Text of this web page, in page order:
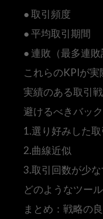
● 取引頻度
● 平均取引期間
● 連敗（最多連敗
これらのKPIが実
実績のある取引
避けるべきバッ
1.選り好みした取
2.曲線近似
3.取引回数が少
どのようなツー
まとめ：戦略の